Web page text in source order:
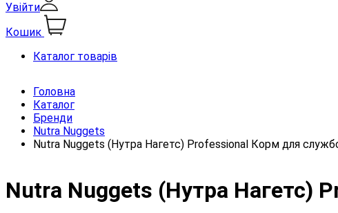
Увійти
Кошик
Каталог товарів
Головна
Каталог
Бренди
Nutra Nuggets
Nutra Nuggets (Нутра Нагетс) Professional Корм ​​для
Nutra Nuggets (Нутра Нагетс)